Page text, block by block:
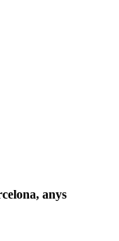
anys